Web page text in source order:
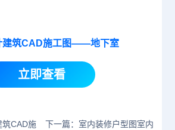
建筑CAD施工图——地下室
立即查看
筑CAD施
下一篇：室内装修户型图室内